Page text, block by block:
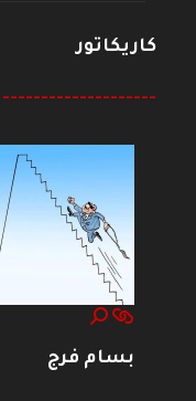
كاريكاتور
--------------------
بسام فرج